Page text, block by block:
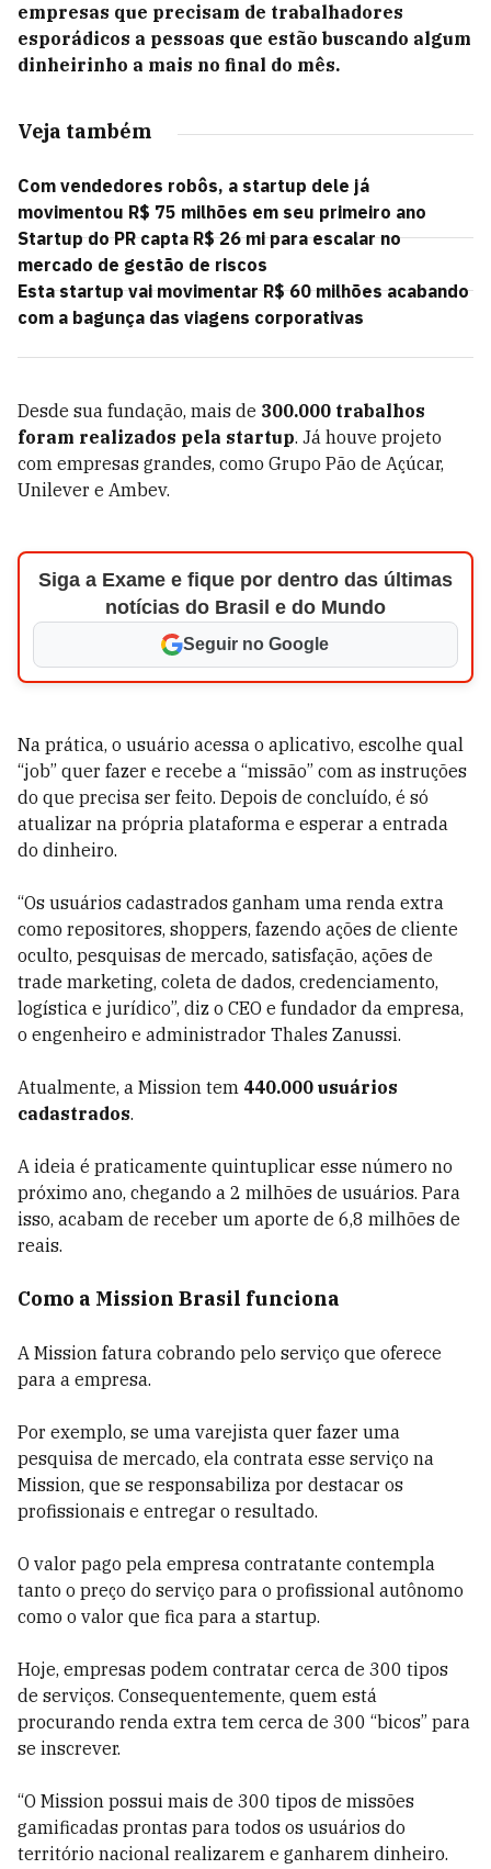
empresas que precisam de trabalhadores
esporádicos a pessoas que estão buscando algum
dinheirinho a mais no final do mês.
Veja também
Com vendedores robôs, a startup dele já
movimentou R$ 75 milhões em seu primeiro ano
Startup do PR capta R$ 26 mi para escalar no
mercado de gestão de riscos
Esta startup vai movimentar R$ 60 milhões acabando
com a bagunça das viagens corporativas
Desde sua fundação, mais de 300.000 trabalhos
foram realizados pela startup. Já houve projeto
com empresas grandes, como Grupo Pão de Açúcar,
Unilever e Ambev.
Siga a Exame e fique por dentro das últimas
notícias do Brasil e do Mundo
Seguir no Google
Na prática, o usuário acessa o aplicativo, escolhe qual
“job” quer fazer e recebe a “missão” com as instruções
do que precisa ser feito. Depois de concluído, é só
atualizar na própria plataforma e esperar a entrada
do dinheiro.
“Os usuários cadastrados ganham uma renda extra
como repositores, shoppers, fazendo ações de cliente
oculto, pesquisas de mercado, satisfação, ações de
trade marketing, coleta de dados, credenciamento,
logística e jurídico”, diz o CEO e fundador da empresa,
o engenheiro e administrador Thales Zanussi.
Atualmente, a Mission tem 440.000 usuários
cadastrados.
A ideia é praticamente quintuplicar esse número no
próximo ano, chegando a 2 milhões de usuários. Para
isso, acabam de receber um aporte de 6,8 milhões de
reais.
Como a Mission Brasil funciona
A Mission fatura cobrando pelo serviço que oferece
para a empresa.
Por exemplo, se uma varejista quer fazer uma
pesquisa de mercado, ela contrata esse serviço na
Mission, que se responsabiliza por destacar os
profissionais e entregar o resultado.
O valor pago pela empresa contratante contempla
tanto o preço do serviço para o profissional autônomo
como o valor que fica para a startup.
Hoje, empresas podem contratar cerca de 300 tipos
de serviços. Consequentemente, quem está
procurando renda extra tem cerca de 300 “bicos” para
se inscrever.
“O Mission possui mais de 300 tipos de missões
gamificadas prontas para todos os usuários do
território nacional realizarem e ganharem dinheiro.